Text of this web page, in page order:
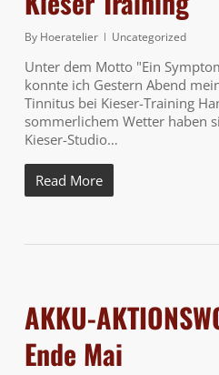
By Hoeratelier Uncategorized
Unter dem Motto "Ein
konnte ich Gestern Abend
Tinnitus bei Kieser-Training
sommerlichem Wetter haben
Kieser-Studio…
Read More
AKKU-
Ende Mai